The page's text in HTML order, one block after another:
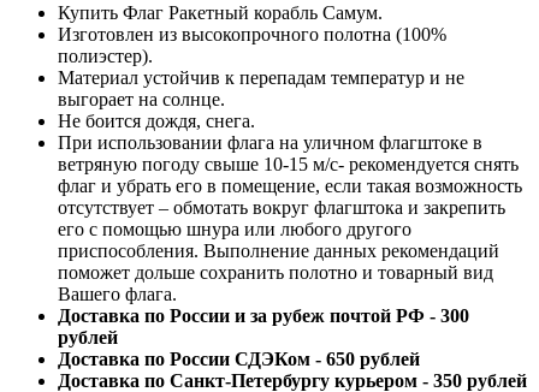
Купить Флаг Ракетный корабль Самум.
Изготовлен из высокопрочного полотна (100%
полиэстер).
Материал устойчив к перепадам температур и не
выгорает на солнце.
Не боится дождя, снега.
При использовании флага на уличном флагштоке в
ветряную погоду свыше 10-15 м/с- рекомендуется снять
флаг и убрать его в помещение, если такая возможность
отсутствует – обмотать вокруг флагштока и закрепить
его с помощью шнура или любого другого
приспособления. Выполнение данных рекомендаций
поможет дольше сохранить полотно и товарный вид
Вашего флага.
Доставка по России и за рубеж почтой РФ - 300
рублей
Доставка по России СДЭКом - 650 рублей
Доставка по Санкт-Петербургу курьером - 350 рублей